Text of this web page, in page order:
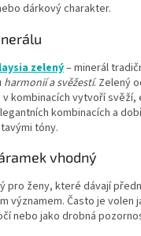
dárkový charakter.
zelený– minerál
harmonií a svěžestí. Zelený
kombinacích vytvoří svěží,
kombinacích a
tóny.
vhodný
pro ženy, které dávají
významem. Často je volen
nebo jako drobná